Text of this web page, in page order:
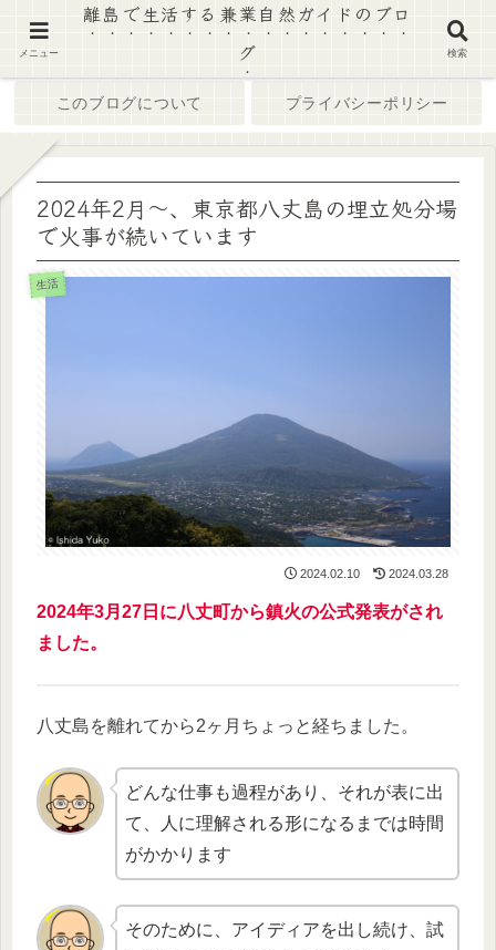
このブログについて プライバシーポリシー
2024年2月〜、東京都八丈島の埋立処分場
で火事が続いています
生活
2024.02.10 2024.03.28
2024年3月27日に八丈町から鎮火の公式発表がされ
ました。
八丈島を離れてから2ヶ月ちょっと経ちました。
どんな仕事も過程があり、それが表に出
て、人に理解される形になるまでは時間
がかかります
そのために、アイディアを出し続け、試
メニュー
離島で生活する兼業自然ガイドのブロ
グ
検索